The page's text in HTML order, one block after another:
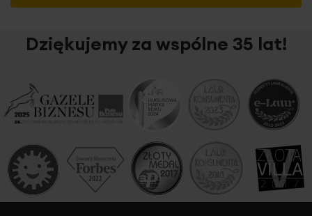
Dziękujemy za wspólne 35 lat!